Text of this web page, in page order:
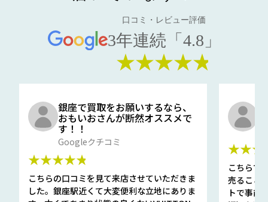
口コミ・レビュー評価
3年連続「4.8」
★★★★★
銀座で買取をお願いするなら、
おもいおさんが断然オススメで
す！！
Googleクチコミ
★★★★★
こちらの口コミを見て来店させていただきま
した。銀座駅近くて大変便利な立地にありま
こちらで
売ること
トで事前